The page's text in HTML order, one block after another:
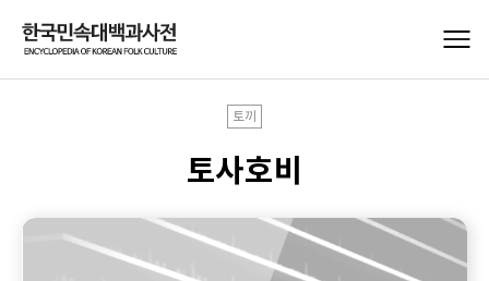
토끼
토사호비